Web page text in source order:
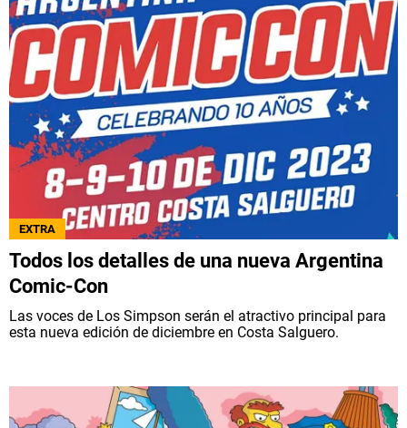
EXTRA
Todos los detalles de una nueva Argentina
Comic-Con
Las voces de Los Simpson serán el atractivo principal para
esta nueva edición de diciembre en Costa Salguero.